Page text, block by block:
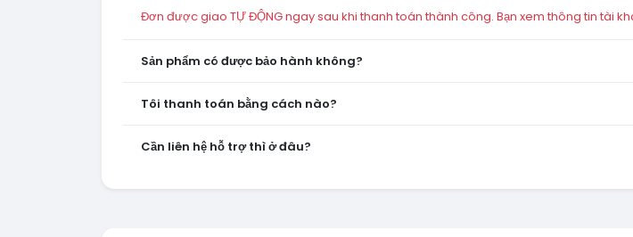
Đơn được giao TỰ ĐỘNG ngay sau khi thanh toán thành công. Bạn xem thông tin tài
Sản phẩm có được bảo hành không?
Tôi thanh toán bằng cách nào?
Cần liên hệ hỗ trợ thì ở đâu?